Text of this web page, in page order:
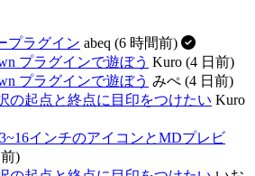
プラグイン abeq (6 時間前)
プラグインで遊ぼう Kuro (4 日前)
プラグインで遊ぼう みぺ (4 日前)
の起点と終点に目印をつけたい Kuro
インチのアイコンとMDプレビ
)